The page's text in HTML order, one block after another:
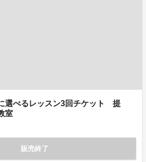
選べるレッスン3回チケット 提
室
販売終了